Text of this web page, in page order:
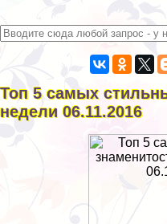
Топ 5 самых
недели 06.11.2016